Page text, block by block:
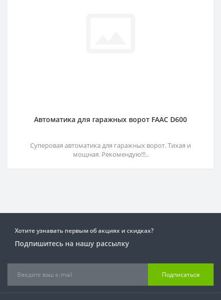
Автоматика для гаражных ворот FAAC D600
Суперовая автоматика для гаражных ворот. Тихая и
мощная. Рекомендую!!!..
Хотите узнавать первым об акциях и скидках?
Подпишитесь на нашу рассылку
Подписаться